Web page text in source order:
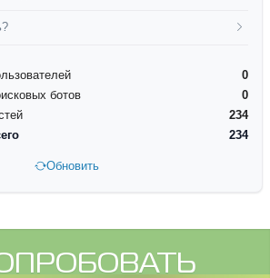
0
ботов
0
234
234
Обновить